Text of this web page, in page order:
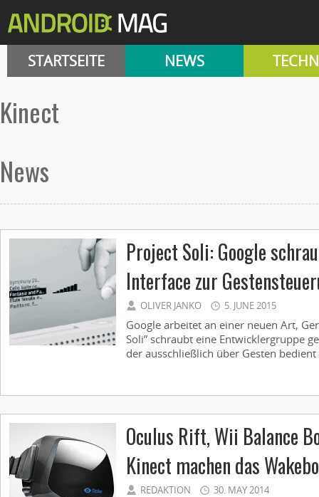
STARTSEITE NEWS
kinect
News
Project Soli: Google
Interface zur
OLIVER JANKO 5. JUNE 2015
Google arbeitet an einer neuen Art,
Soli” schraubt eine Entwicklergruppe
der ausschließlich über Gesten
Oculus Rift, Wii Balance
Kinect machen das
REDAKTION 30. MAY 2014